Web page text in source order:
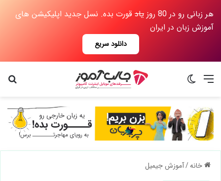
هر زبانی رو در 80 روز یاد قورت بده. نسل جدید اپلیکیشن های
آموزش زبان در ایران
دانلود سریع
منو
خانه/آموزش جیمیل